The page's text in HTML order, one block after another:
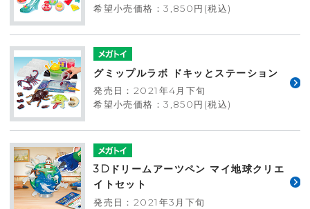
希望小売価格：3,850円(税込)
グミップルラボ ドキッとステーション
発売日：2021年4月下旬
希望小売価格：3,850円(税込)
3Dドリームアーツペン マイ地球クリエ
イトセット
発売日：2021年3月下旬